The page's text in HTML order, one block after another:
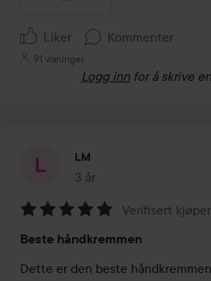
Liker Kommenter
91 visninger
Logg inn for å skrive
LM
3 år
Innlegget ble opprettet
5
av
Verifisert kjøper
Beste håndkremmen
Dette er den beste